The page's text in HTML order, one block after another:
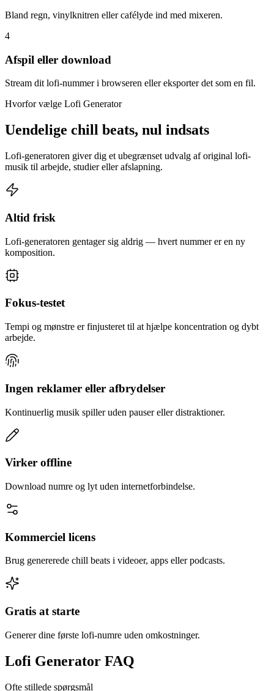
Bland regn, vinylknitren eller cafélyde ind med mixeren.
4
Afspil eller download
Stream dit lofi-nummer i browseren eller eksporter det som en fil.
Hvorfor vælge Lofi Generator
Uendelige chill beats, nul indsats
Lofi-generatoren giver dig et ubegrænset udvalg af original lofi-
musik til arbejde, studier eller afslapning.
Altid frisk
Lofi-generatoren gentager sig aldrig — hvert nummer er en ny
komposition.
Fokus-testet
Tempi og mønstre er finjusteret til at hjælpe koncentration og dybt
arbejde.
Ingen reklamer eller afbrydelser
Kontinuerlig musik spiller uden pauser eller distraktioner.
Virker offline
Download numre og lyt uden internetforbindelse.
Kommerciel licens
Brug genererede chill beats i videoer, apps eller podcasts.
Gratis at starte
Generer dine første lofi-numre uden omkostninger.
Lofi Generator FAQ
Ofte stillede spørgsmål